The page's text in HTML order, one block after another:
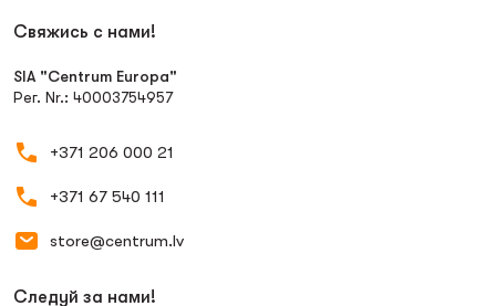
Свяжись с нами!
SIA "Centrum Europa"
Рег. Nr.: 40003754957
+371 206 000 21
+371 67 540 111
store@centrum.lv
Следуй за нами!